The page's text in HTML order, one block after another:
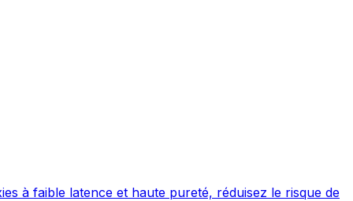
à faible latence et haute pureté, réduisez le risque de